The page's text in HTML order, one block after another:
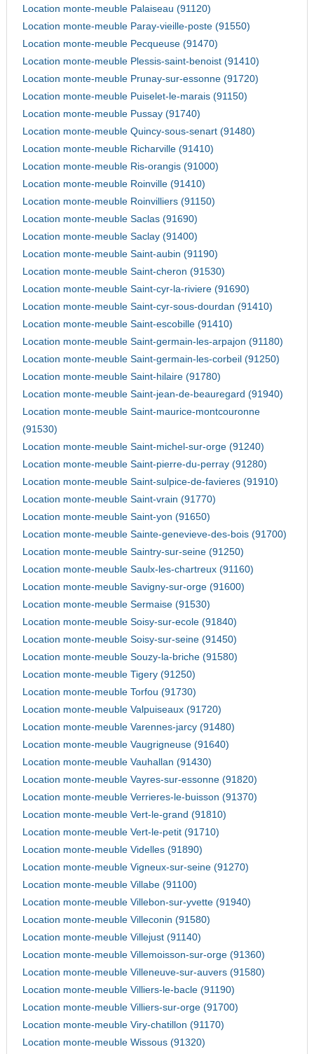
Location monte-meuble Palaiseau (91120)
Location monte-meuble Paray-vieille-poste (91550)
Location monte-meuble Pecqueuse (91470)
Location monte-meuble Plessis-saint-benoist (91410)
Location monte-meuble Prunay-sur-essonne (91720)
Location monte-meuble Puiselet-le-marais (91150)
Location monte-meuble Pussay (91740)
Location monte-meuble Quincy-sous-senart (91480)
Location monte-meuble Richarville (91410)
Location monte-meuble Ris-orangis (91000)
Location monte-meuble Roinville (91410)
Location monte-meuble Roinvilliers (91150)
Location monte-meuble Saclas (91690)
Location monte-meuble Saclay (91400)
Location monte-meuble Saint-aubin (91190)
Location monte-meuble Saint-cheron (91530)
Location monte-meuble Saint-cyr-la-riviere (91690)
Location monte-meuble Saint-cyr-sous-dourdan (91410)
Location monte-meuble Saint-escobille (91410)
Location monte-meuble Saint-germain-les-arpajon (91180)
Location monte-meuble Saint-germain-les-corbeil (91250)
Location monte-meuble Saint-hilaire (91780)
Location monte-meuble Saint-jean-de-beauregard (91940)
Location monte-meuble Saint-maurice-montcouronne
(91530)
Location monte-meuble Saint-michel-sur-orge (91240)
Location monte-meuble Saint-pierre-du-perray (91280)
Location monte-meuble Saint-sulpice-de-favieres (91910)
Location monte-meuble Saint-vrain (91770)
Location monte-meuble Saint-yon (91650)
Location monte-meuble Sainte-genevieve-des-bois (91700)
Location monte-meuble Saintry-sur-seine (91250)
Location monte-meuble Saulx-les-chartreux (91160)
Location monte-meuble Savigny-sur-orge (91600)
Location monte-meuble Sermaise (91530)
Location monte-meuble Soisy-sur-ecole (91840)
Location monte-meuble Soisy-sur-seine (91450)
Location monte-meuble Souzy-la-briche (91580)
Location monte-meuble Tigery (91250)
Location monte-meuble Torfou (91730)
Location monte-meuble Valpuiseaux (91720)
Location monte-meuble Varennes-jarcy (91480)
Location monte-meuble Vaugrigneuse (91640)
Location monte-meuble Vauhallan (91430)
Location monte-meuble Vayres-sur-essonne (91820)
Location monte-meuble Verrieres-le-buisson (91370)
Location monte-meuble Vert-le-grand (91810)
Location monte-meuble Vert-le-petit (91710)
Location monte-meuble Videlles (91890)
Location monte-meuble Vigneux-sur-seine (91270)
Location monte-meuble Villabe (91100)
Location monte-meuble Villebon-sur-yvette (91940)
Location monte-meuble Villeconin (91580)
Location monte-meuble Villejust (91140)
Location monte-meuble Villemoisson-sur-orge (91360)
Location monte-meuble Villeneuve-sur-auvers (91580)
Location monte-meuble Villiers-le-bacle (91190)
Location monte-meuble Villiers-sur-orge (91700)
Location monte-meuble Viry-chatillon (91170)
Location monte-meuble Wissous (91320)